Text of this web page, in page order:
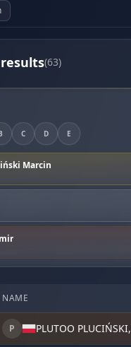
(63)
C D E
Marcin
NAME
P PLUTOO PLUCIŃSKI,